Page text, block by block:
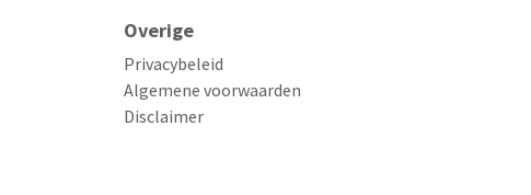
Overige
Privacybeleid
Algemene voorwaarden
Disclaimer